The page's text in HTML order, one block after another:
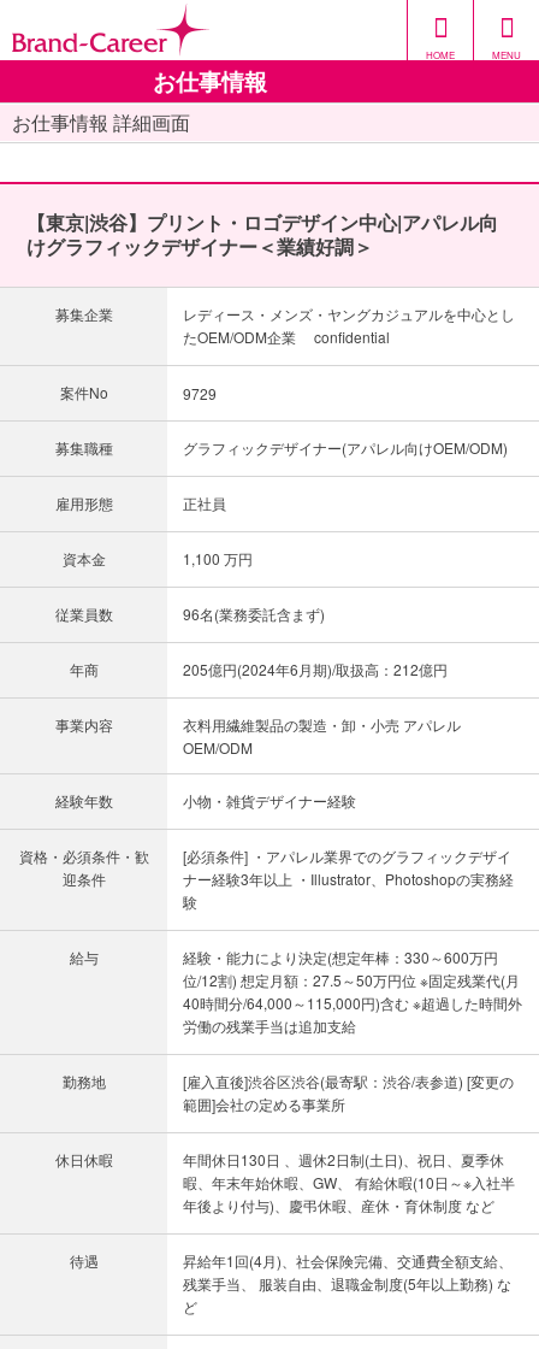
HOME MENU
お仕事情報
お仕事情報 詳細画面
【東京|渋谷】プリント・ロゴデザイン中心|アパレル向
けグラフィックデザイナー＜業績好調＞
募集企業
レディース・メンズ・ヤングカジュアルを中心とし
たOEM/ODM企業 confidential
案件No 9729
募集職種 グラフィックデザイナー(アパレル向けOEM/ODM)
雇用形態 正社員
資本金 1,100 万円
従業員数 96名(業務委託含まず)
年商 205億円(2024年6月期)/取扱高：212億円
事業内容
衣料用繊維製品の製造・卸・小売 アパレル
OEM/ODM
経験年数 小物・雑貨デザイナー経験
資格・必須条件・歓
迎条件
[必須条件] ・アパレル業界でのグラフィックデザイ
ナー経験3年以上 ・Illustrator、Photoshopの実務経
験
給与
経験・能力により決定(想定年棒：330～600万円
位/12割) 想定月額：27.5～50万円位 ※固定残業代(月
40時間分/64,000～115,000円)含む ※超過した時間外
労働の残業手当は追加支給
勤務地
[雇入直後]渋谷区渋谷(最寄駅：渋谷/表参道) [変更の
範囲]会社の定める事業所
休日休暇
年間休日130日 、週休2日制(土日)、祝日、夏季休
暇、年末年始休暇、GW、 有給休暇(10日～※入社半
年後より付与)、慶弔休暇、産休・育休制度 など
待遇
昇給年1回(4月)、社会保険完備、交通費全額支給、
残業手当、 服装自由、退職金制度(5年以上勤務) な
ど